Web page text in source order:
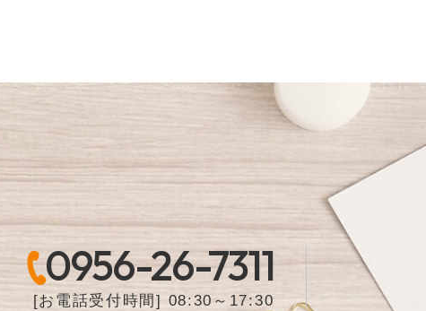
0956-26-7311
[お電話受付時間] 08:30～17:30